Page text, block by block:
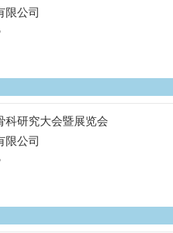
限公司
科研究大会暨展览会
限公司